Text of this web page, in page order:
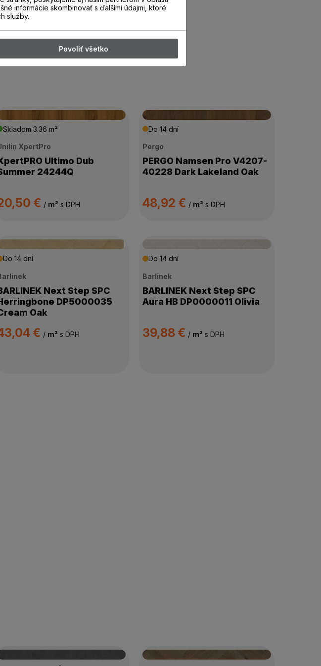
Skladom 3.36 m²
XpertPro
Ultimo Dub
24244Q
€ / m² s DPH
Do 14 dní
Pergo
PERGO Namsen Pro V4207-
40228 Dark Lakeland Oak
48,92 € / m² s DPH
Do 14 dní
Next Step SPC
DP5000035
Oak
€ / m² s DPH
Do 14 dní
Barlinek
BARLINEK Next Step SPC
Aura HB DP0000011 Olivia
39,88 € / m² s DPH
informácie skombinovať s ďalšími údajmi, ktoré
služby.
Povoliť všetko